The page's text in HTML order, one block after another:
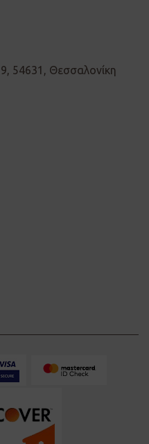
54631, Θεσσαλονίκη